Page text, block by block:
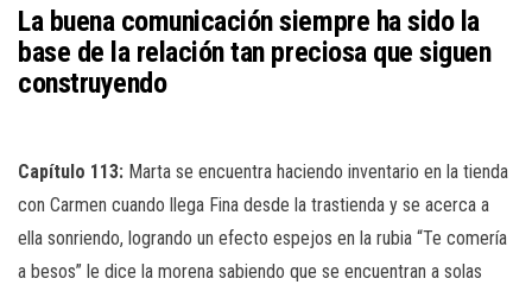
La buena comunicación siempre ha sido la
base de la relación tan preciosa que siguen
construyendo
Capítulo 113: Marta se encuentra haciendo inventario en la tienda
con Carmen cuando llega Fina desde la trastienda y se acerca a
ella sonriendo, logrando un efecto espejos en la rubia “Te comería
a besos” le dice la morena sabiendo que se encuentran a solas